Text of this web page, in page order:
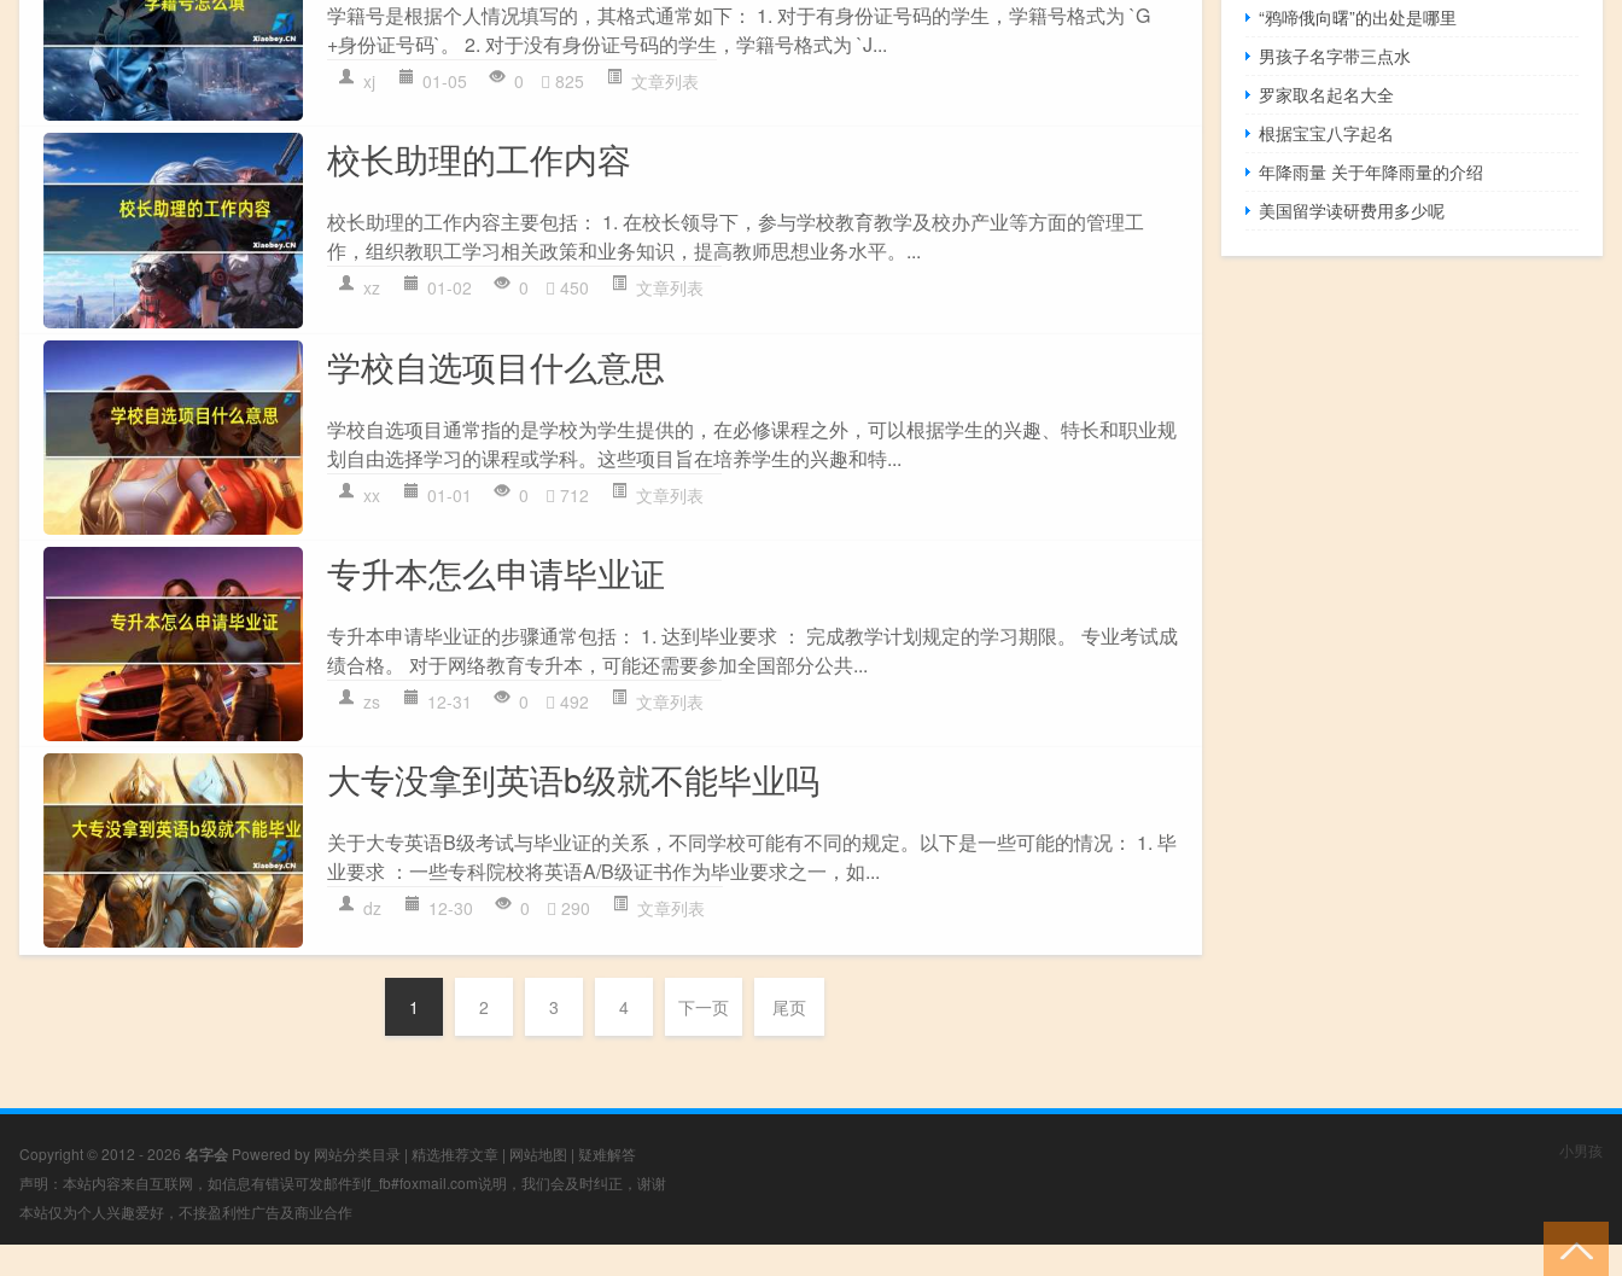
学籍号是根据个人情况填写的，其格式通常如下： 1. 对于有身份证号码的学生，学籍号格式为 `G
+身份证号码`。 2. 对于没有身份证号码的学生，学籍号格式为 `J...
xj 01-05 0 825 文章列表
校长助理的工作内容
校长助理的工作内容主要包括： 1. 在校长领导下，参与学校教育教学及校办产业等方面的管理工
作，组织教职工学习相关政策和业务知识，提高教师思想业务水平。...
xz 01-02 0 450 文章列表
学校自选项目什么意思
学校自选项目通常指的是学校为学生提供的，在必修课程之外，可以根据学生的兴趣、特长和职业规
划自由选择学习的课程或学科。这些项目旨在培养学生的兴趣和特...
xx 01-01 0 712 文章列表
专升本怎么申请毕业证
专升本申请毕业证的步骤通常包括： 1. 达到毕业要求 ： 完成教学计划规定的学习期限。 专业考试成
绩合格。 对于网络教育专升本，可能还需要参加全国部分公共...
zs 12-31 0 492 文章列表
大专没拿到英语b级就不能毕业吗
关于大专英语B级考试与毕业证的关系，不同学校可能有不同的规定。以下是一些可能的情况： 1. 毕
业要求 ：一些专科院校将英语A/B级证书作为毕业要求之一，如...
dz 12-30 0 290 文章列表
1 2 3 4 下一页 尾页
“鸦啼俄向曙”的出处是哪里
男孩子名字带三点水
罗家取名起名大全
根据宝宝八字起名
年降雨量 关于年降雨量的介绍
美国留学读研费用多少呢
Copyright © 2012 - 2026 名字会 Powered by 网站分类目录 | 精选推荐文章 | 网站地图 | 疑难解答
声明：本站内容来自互联网，如信息有错误可发邮件到f_fb#foxmail.com说明，我们会及时纠正，谢谢
本站仅为个人兴趣爱好，不接盈利性广告及商业合作
小男孩